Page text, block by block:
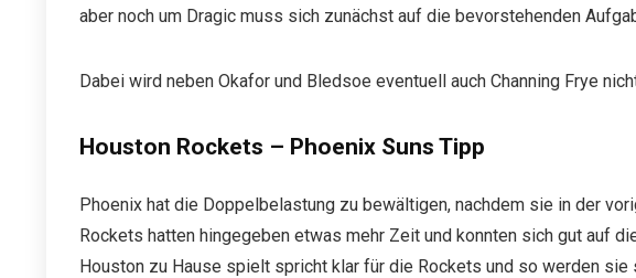
aber noch um Dragic muss sich zunächst auf die bevorstehenden
Dabei wird neben Okafor und Bledsoe eventuell auch Channing Frye
Houston Rockets – Phoenix Suns Tipp
Phoenix hat die Doppelbelastung zu bewältigen, nachdem sie in der
Rockets hatten hingegeben etwas mehr Zeit und konnten sich gut auf
Houston zu Hause spielt spricht klar für die Rockets und so werden